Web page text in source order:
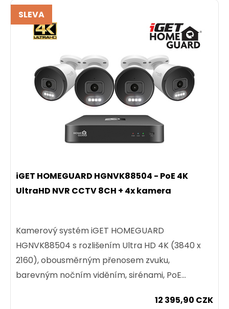
SLEVA
iGET HOMEGUARD HGNVK88504 - PoE 4K
UltraHD NVR CCTV 8CH + 4x kamera
Kamerový systém iGET HOMEGUARD
HGNVK88504 s rozlišením Ultra HD 4K (3840 x
2160), obousměrným přenosem zvuku,
barevným nočním viděním, sirénami, PoE
12 395,90 CZK